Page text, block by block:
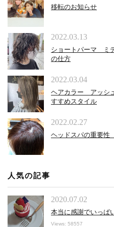
移転のお知らせ
ショートパーマ ミ
の仕方
2022.03.13
ヘアカラー アッシ
すすめスタイル
2022.03.04
ヘッドスパの重要性
2022.02.27
人気の記事
本当に感謝でいっぱ
2020.07.02
Views: 58557